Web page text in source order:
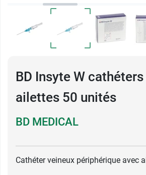
BD Insyte W
ailettes 50 unités
BD MEDICAL
Cathéter veineux périphérique avec